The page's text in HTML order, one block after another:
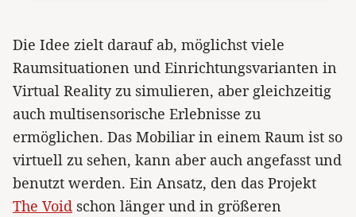
Die Idee zielt darauf ab, möglichst viele
Raumsituationen und Einrichtungsvarianten in
Virtual Reality zu simulieren, aber gleichzeitig
auch multisensorische Erlebnisse zu
ermöglichen. Das Mobiliar in einem Raum ist so
virtuell zu sehen, kann aber auch angefasst und
benutzt werden. Ein Ansatz, den das Projekt
The Void schon länger und in größeren